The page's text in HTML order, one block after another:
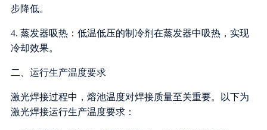
步降低。
4. 蒸发器吸热：低温低压的制冷剂在蒸发器中吸热，实现
冷却效果。
二、运行生产温度要求
激光焊接过程中，熔池温度对焊接质量至关重要。以下为
激光焊接运行生产温度要求：